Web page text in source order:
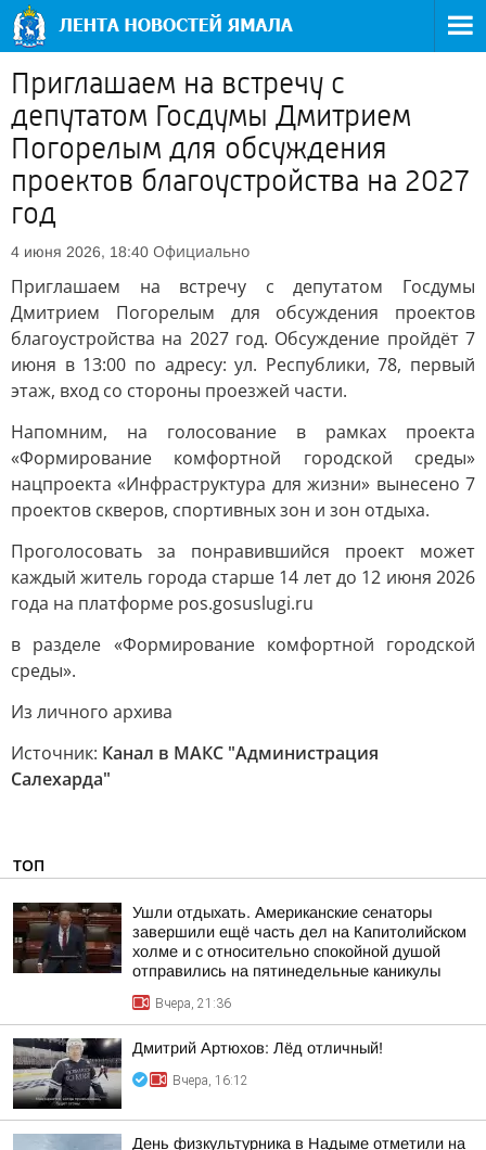
Приглашаем на встречу с
депутатом Госдумы Дмитрием
Погорелым для обсуждения
проектов благоустройства на 2027
год
4 июня 2026, 18:40 Официально
Приглашаем на встречу с депутатом Госдумы
Дмитрием Погорелым для обсуждения проектов
благоустройства на 2027 год. Обсуждение пройдёт 7
июня в 13:00 по адресу: ул. Республики, 78, первый
этаж, вход со стороны проезжей части.
Напомним, на голосование в рамках проекта
«Формирование комфортной городской среды»
нацпроекта «Инфраструктура для жизни» вынесено 7
проектов скверов, спортивных зон и зон отдыха.
Проголосовать за понравившийся проект может
каждый житель города старше 14 лет до 12 июня 2026
года на платформе pos.gosuslugi.ru
в разделе «Формирование комфортной городской
среды».
Из личного архива
Источник: Канал в МАКС "Администрация
Салехарда"
ТОП
Ушли отдыхать. Американские сенаторы
завершили ещё часть дел на Капитолийском
холме и с относительно спокойной душой
отправились на пятинедельные каникулы
Вчера, 21:36
Дмитрий Артюхов: Лёд отличный!
Вчера, 16:12
День физкультурника в Надыме отметили на